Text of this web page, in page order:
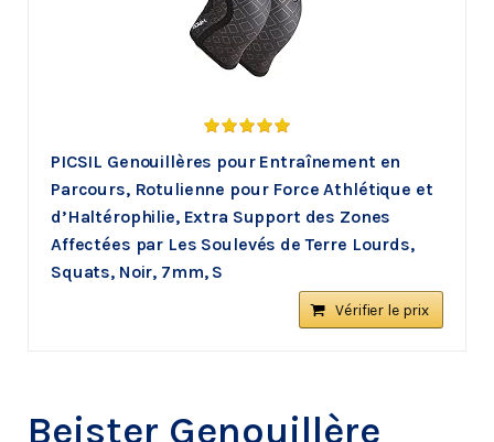
PICSIL Genouillères pour Entraînement en
Parcours, Rotulienne pour Force Athlétique et
d’Haltérophilie, Extra Support des Zones
Affectées par Les Soulevés de Terre Lourds,
Squats, Noir, 7mm, S
Vérifier le prix
Beister Genouillère